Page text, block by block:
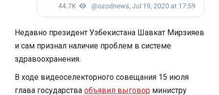
Недавно президент Узбекистана Шавкат Мирзияев
и сам признал наличие проблем в системе
здравоохранения.
В ходе видеоселекторного совещания 15 июля
глава государства объявил выговор министру